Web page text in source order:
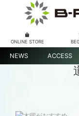
ONLINE STORE
NEWS ACCESS